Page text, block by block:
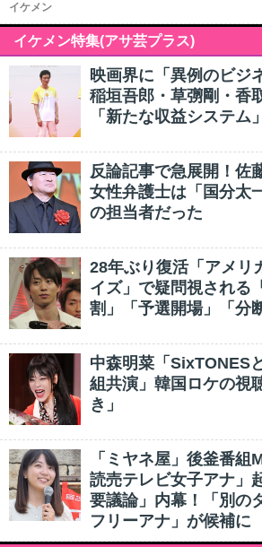
イケメン
イケメン特集(アサ芸プラス)
映画界に「異例のビジ
稲垣吾郎・草彅剛・香
「新たな収益システム」
反論記事で急展開！佐
女性弁護士は「国分太
の担当者だった
28年ぶり復活「アメリ
イズ」で疑問視される
割」「予選開場」「分
中森明菜「SixTONES
組共演」韓国ロケの視
き」
「ミヤネ屋」後釜番組
読売テレビ女子アナ」
要議論」内幕！「別の
フリーアナ」が候補に